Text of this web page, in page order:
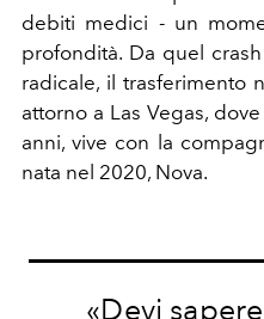
debiti medici - un
profondità. Da quel
radicale, il trasferimento
attorno a Las Vegas,
anni, vive con la
nata nel 2020, Nova.
«Devi